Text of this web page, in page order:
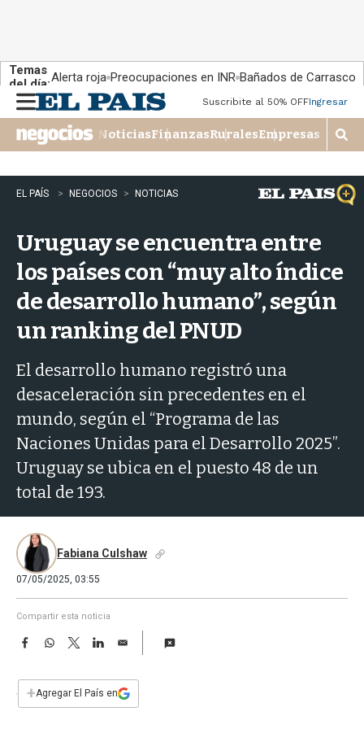
Temas
del día:Alerta roja Preocupaciones en INR Bañados de Carrasco
n
u
Suscribite al 50% OFFIngresar
NoticiasFinanzasRuralesEmpresas
M
o
s
t
r
�
EL PAÍS NEGOCIOS NOTICIAS
Uruguay se encuentra entre
los países con “muy alto índice
de desarrollo humano”, según
un ranking del PNUD
El desarrollo humano registró una
desaceleración sin precedentes en el
mundo, según el “Programa de las
Naciones Unidas para el Desarrollo 2025”.
Uruguay se ubica en el puesto 48 de un
total de 193.
Fabiana Culshaw
07/05/2025, 03:55
Compartir esta noticia
F
e
b
W
s
T
w
t
L
E
i
l
+Agregar El País en